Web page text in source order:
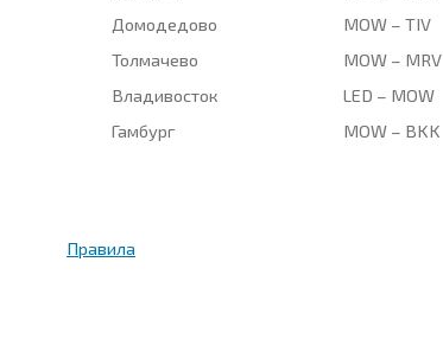
Домодедово
Толмачево
Владивосток
Гамбург
MOW – TIV
MOW – MRV
LED – MOW
MOW – BKK
Правила